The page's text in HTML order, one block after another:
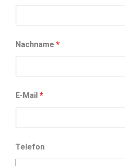
Nachname*
E-Mail*
Telefon